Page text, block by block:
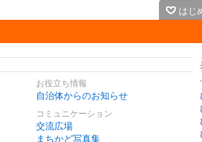
はじ
お役立ち情報
自治体からのお知らせ
コミュニケーション
交流広場
まちかど写真集